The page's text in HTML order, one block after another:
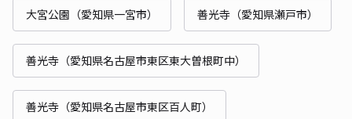
大宮公園（愛知県一宮市） 善光寺（愛知県瀬戸市）
善光寺（愛知県名古屋市東区東大曽根町中）
善光寺（愛知県名古屋市東区百人町）